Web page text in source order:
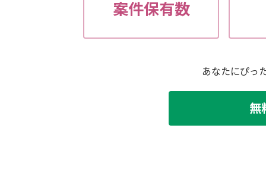
案件保有数
あなたにぴっ
無